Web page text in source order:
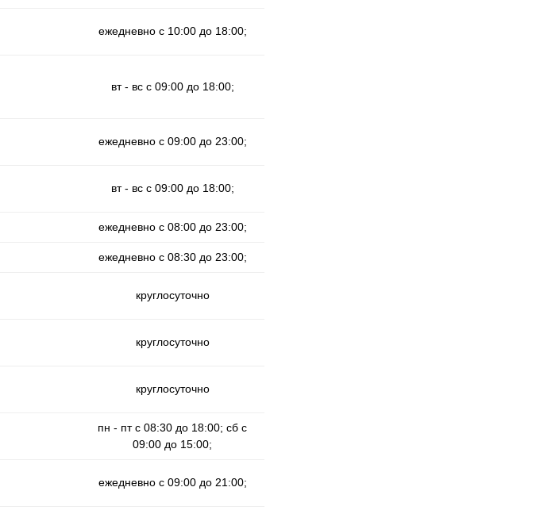
ежедневно с 10:00 до 18:00;
вт - вс с 09:00 до 18:00;
ежедневно с 09:00 до 23:00;
вт - вс с 09:00 до 18:00;
ежедневно с 08:00 до 23:00;
ежедневно с 08:30 до 23:00;
круглосуточно
круглосуточно
круглосуточно
пн - пт с 08:30 до 18:00; сб с
09:00 до 15:00;
ежедневно с 09:00 до 21:00;